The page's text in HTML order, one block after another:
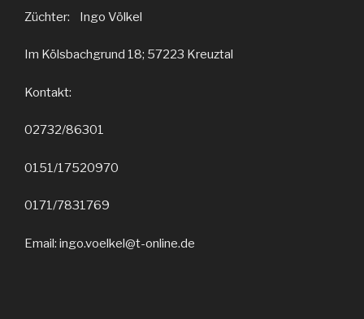
Züchter: Ingo Völkel
Im Kölsbachgrund 18; 57223 Kreuztal
Kontakt:
02732/86301
0151/17520970
0171/7831769
Email: ingo.voelkel@t-online.de